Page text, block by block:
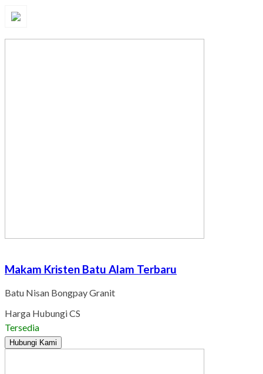
Makam Kristen Batu Alam Terbaru
Batu Nisan Bongpay Granit
Harga Hubungi CS
Tersedia
Hubungi Kami